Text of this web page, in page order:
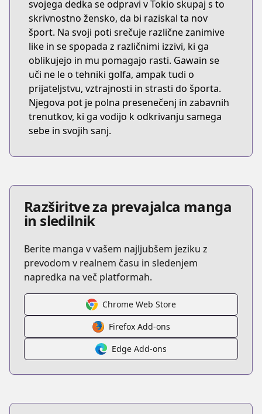
svojega dedka se odpravi v Tokio skupaj s to
skrivnostno žensko, da bi raziskal ta nov
šport. Na svoji poti srečuje različne zanimive
like in se spopada z različnimi izzivi, ki ga
oblikujejo in mu pomagajo rasti. Gawain se
uči ne le o tehniki golfa, ampak tudi o
prijateljstvu, vztrajnosti in strasti do športa.
Njegova pot je polna presenečenj in zabavnih
trenutkov, ki ga vodijo k odkrivanju samega
sebe in svojih sanj.
Razširitve za prevajalca manga
in sledilnik
Berite manga v vašem najljubšem jeziku z
prevodom v realnem času in sledenjem
napredka na več platformah.
Chrome Web Store
Firefox Add-ons
Edge Add-ons